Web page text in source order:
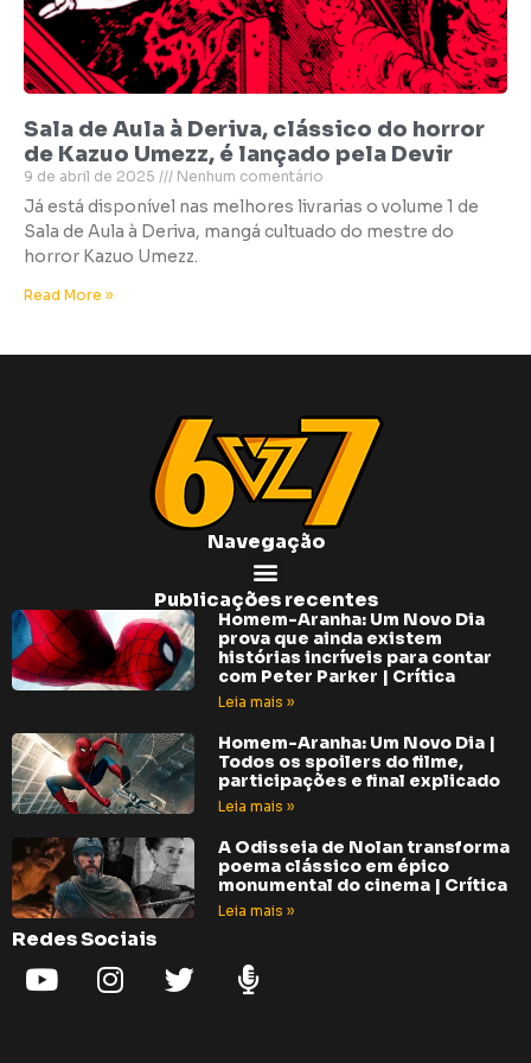
Sala de Aula à Deriva, clássico do horror
de Kazuo Umezz, é lançado pela Devir
9 de abril de 2025 Nenhum comentário
Já está disponível nas melhores livrarias o volume 1 de
Sala de Aula à Deriva, mangá cultuado do mestre do
horror Kazuo Umezz.
Read More »
Navegação
Publicações recentes
Homem-Aranha: Um Novo Dia
prova que ainda existem
histórias incríveis para contar
com Peter Parker | Crítica
Leia mais »
Homem-Aranha: Um Novo Dia |
Todos os spoilers do filme,
participações e final explicado
Leia mais »
A Odisseia de Nolan transforma
poema clássico em épico
monumental do cinema | Crítica
Leia mais »
Redes Sociais